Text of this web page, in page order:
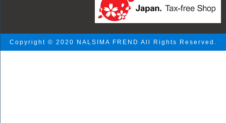
Copyright © 2020 NALSIMA FREND All Rights Reserved.